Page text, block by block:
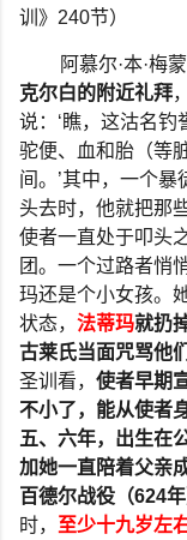
训》 240节）
阿慕尔·本·梅
克尔白的附近礼拜
说： ‘瞧，这沽名钓
驼便、血和胎（等
间。 ’其中，一个暴
头去时，他就把那
使者一直处于叩头
团。一个过路者悄
玛还是个小女孩。
状态， 法蒂玛就扔
古莱氏当面咒骂他们
圣训看， 使者早期
不小了，能从使者
五、六年，出生在
加她一直陪着父亲
百德尔战役（624
时， 至少十九岁左